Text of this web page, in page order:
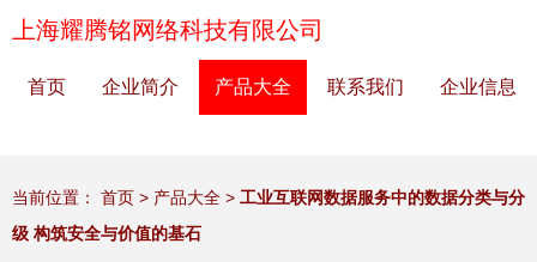
上海耀腾铭网络科技有限公司
首页 企业简介 产品大全 联系我们 企业信息
当前位置： 首页 > 产品大全 > 工业互联网数据服务中的数据分类与分
级 构筑安全与价值的基石